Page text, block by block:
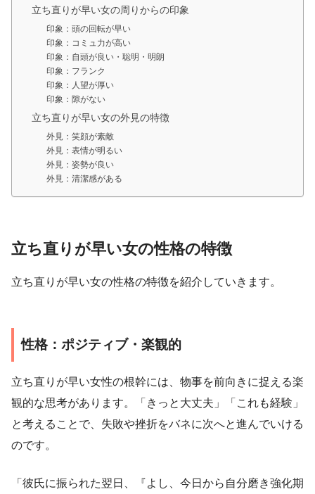
立ち直りが早い女の周りからの印象
印象：頭の回転が早い
印象：コミュ力が高い
印象：自頭が良い・聡明・明朗
印象：フランク
印象：人望が厚い
印象：隙がない
立ち直りが早い女の外見の特徴
外見：笑顔が素敵
外見：表情が明るい
外見：姿勢が良い
外見：清潔感がある
立ち直りが早い女の性格の特徴
立ち直りが早い女の性格の特徴を紹介していきます。
性格：ポジティブ・楽観的
立ち直りが早い女性の根幹には、物事を前向きに捉える楽
観的な思考があります。「きっと大丈夫」「これも経験」
と考えることで、失敗や挫折をバネに次へと進んでいける
のです。
「彼氏に振られた翌日、『よし、今日から自分磨き強化期